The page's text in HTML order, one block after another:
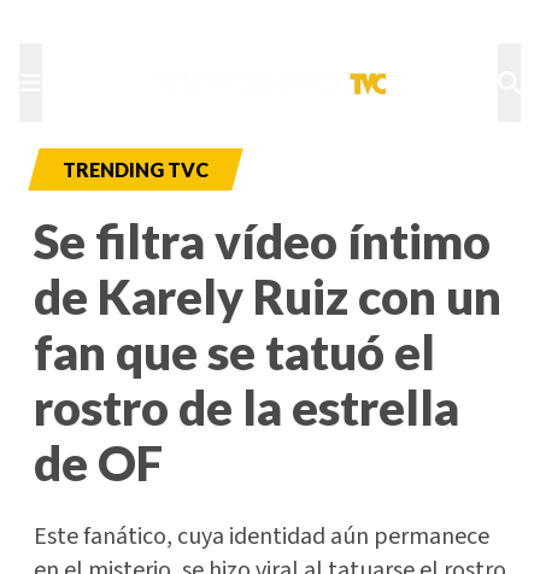
TRENDING TVC
Se filtra vídeo íntimo
de Karely Ruiz con un
fan que se tatuó el
rostro de la estrella
de OF
Este fanático, cuya identidad aún permanece